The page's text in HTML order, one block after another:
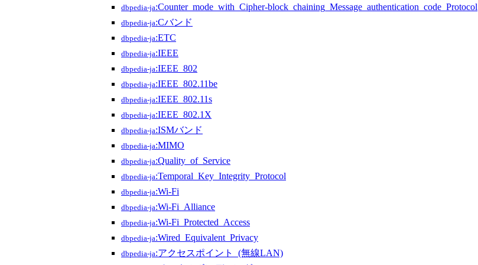
dbpedia-ja:Counter_mode_with_Cipher-block_chaining_Message_authentication_code_Protocol
dbpedia-ja:Cバンド
dbpedia-ja:ETC
dbpedia-ja:IEEE
dbpedia-ja:IEEE_802
dbpedia-ja:IEEE_802.11be
dbpedia-ja:IEEE_802.11s
dbpedia-ja:IEEE_802.1X
dbpedia-ja:ISMバンド
dbpedia-ja:MIMO
dbpedia-ja:Quality_of_Service
dbpedia-ja:Temporal_Key_Integrity_Protocol
dbpedia-ja:Wi-Fi
dbpedia-ja:Wi-Fi_Alliance
dbpedia-ja:Wi-Fi_Protected_Access
dbpedia-ja:Wired_Equivalent_Privacy
dbpedia-ja:アクセスポイント_(無線LAN)